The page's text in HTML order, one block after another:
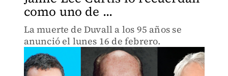
como uno de ...
La muerte de Duvall a los 95 años se
anunció el lunes 16 de febrero.